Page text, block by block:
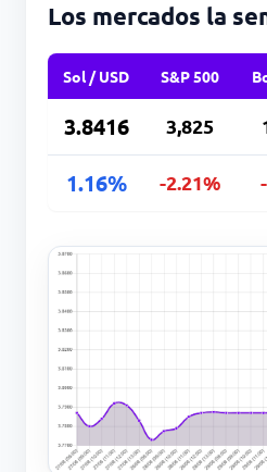
Los mercados la
Sol / USD S&P 500
3.8416 3,825
1.16% -2.21%